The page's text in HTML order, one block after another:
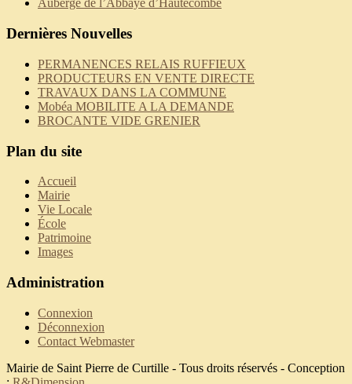
Auberge de l’Abbaye d’Hautecombe
Dernières Nouvelles
PERMANENCES RELAIS RUFFIEUX
PRODUCTEURS EN VENTE DIRECTE
TRAVAUX DANS LA COMMUNE
Mobéa MOBILITE A LA DEMANDE
BROCANTE VIDE GRENIER
Plan du site
Accueil
Mairie
Vie Locale
École
Patrimoine
Images
Administration
Connexion
Déconnexion
Contact Webmaster
Mairie de Saint Pierre de Curtille - Tous droits réservés - Conception